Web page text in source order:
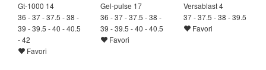
Gt-1000 14
36 - 37 - 37.5 - 38 -
39 - 39.5 - 40 - 40.5
- 42
Favori
Gel-pulse 17
36 - 37 - 37.5 - 38 -
39 - 39.5 - 40 - 40.5
Favori
Versablast 4
37 - 37.5 - 38 - 39.5
Favori